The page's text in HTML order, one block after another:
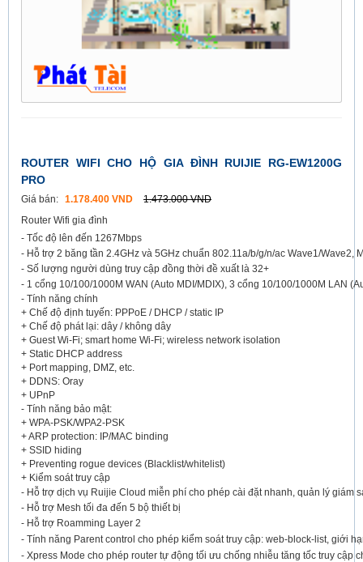
ROUTER WIFI CHO HỘ GIA ĐÌNH RUIJIE RG-EW1200G
PRO
Giá bán: 1.178.400 VND
1.473.000 VND
Router Wifi gia đình
- Tốc độ lên đến 1267Mbps
- Hỗ trợ 2 băng tần 2.4GHz và 5GHz chuẩn 802.11a/b/g/n/ac Wave1/Wave2,
- Số lượng người dùng truy cập đồng thời đề xuất là 32+
- 1 cổng 10/100/1000M WAN (Auto MDI/MDIX), 3 cổng 10/100/1000M LAN
- Tính năng chính
+ Chế độ định tuyến: PPPoE / DHCP / static IP
+ Chế độ phát lại: dây / không dây
+ Guest Wi-Fi; smart home Wi-Fi; wireless network isolation
+ Static DHCP address
+ Port mapping, DMZ, etc.
+ DDNS: Oray
+ UPnP
- Tính năng bảo mật:
+ WPA-PSK/WPA2-PSK
+ ARP protection: IP/MAC binding
+ SSID hiding
+ Preventing rogue devices (Blacklist/whitelist)
+ Kiểm soát truy cập
- Hỗ trợ dịch vụ Ruijie Cloud miễn phí cho phép cài đặt nhanh, quản lý giám
- Hỗ trợ Mesh tối đa đến 5 bộ thiết bị
- Hỗ trợ Roamming Layer 2
- Tính năng Parent control cho phép kiểm soát truy cập: web-block-list, giới
- Xpress Mode cho phép router tự động tối ưu chống nhiễu tăng tốc truy cập